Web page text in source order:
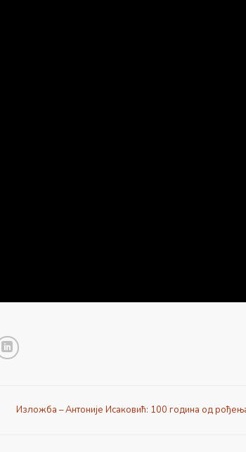
Изложба – Антоније Исаковић: 100 година од